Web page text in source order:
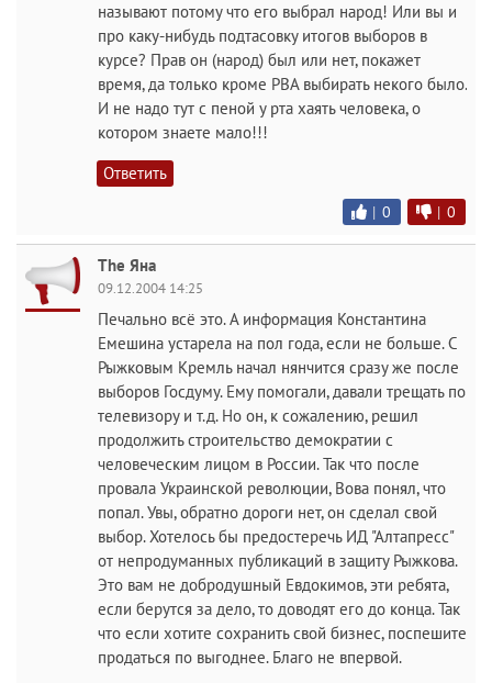
называют потому что его выбрал народ! Или вы и
про каку-нибудь подтасовку итогов выборов в
курсе? Прав он (народ) был или нет, покажет
время, да только кроме РВА выбирать некого было.
И не надо тут с пеной у рта хаять человека, о
котором знаете мало!!!
Ответить
| 0 | 0
The Яна
09.12.2004 14:25
Печально всё это. А информация Константина
Емешина устарела на пол года, если не больше. С
Рыжковым Кремль начал нянчится сразу же после
выборов Госдуму. Ему помогали, давали трещать по
телевизору и т.д. Но он, к сожалению, решил
продолжить строительство демократии с
человеческим лицом в России. Так что после
провала Украинской революции, Вова понял, что
попал. Увы, обратно дороги нет, он сделал свой
выбор. Хотелось бы предостеречь ИД "Алтапресс"
от непродуманных публикаций в защиту Рыжкова.
Это вам не добродушный Евдокимов, эти ребята,
если берутся за дело, то доводят его до конца. Так
что если хотите сохранить свой бизнес, поспешите
продаться по выгоднее. Благо не впервой.